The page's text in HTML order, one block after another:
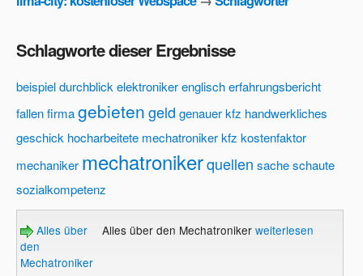
Schlagworte dieser Ergebnisse
beispieldurchblickelektronikerenglischerfahrungsbericht
fallenfirmagebietengeld genauer kfz handwerkliches
geschick hocharbeitete mechatronikerkfz kostenfaktor
mechaniker mechatronikerquellen sacheschaute
sozialkompetenz
Alles über
den
Mechatroniker
Alles über den Mechatroniker weiterlesen